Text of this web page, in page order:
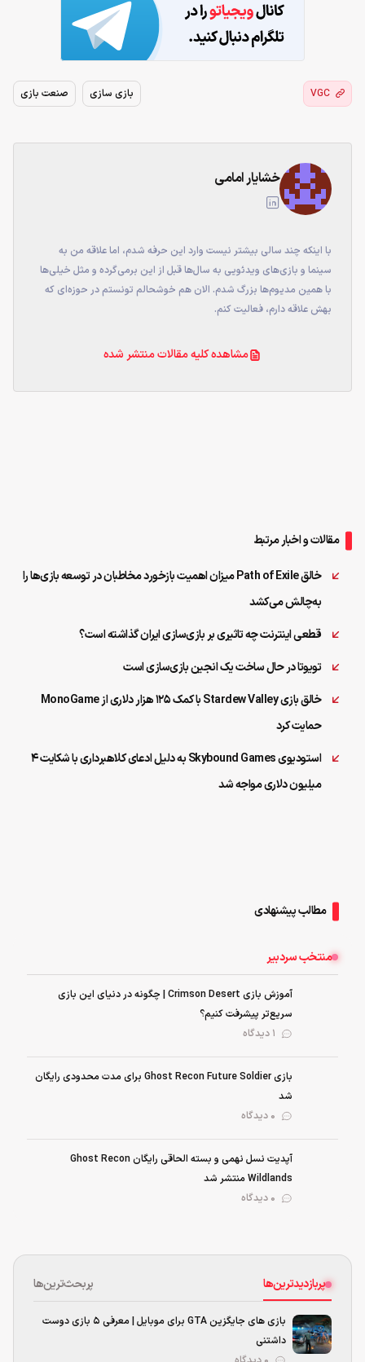
VGC بازی سازی صنعت بازی
خشایار امامی
با اینکه چند سالی بیشتر نیست وارد این حرفه شدم، اما علاقه من به
سینما و بازی‌های ویدئویی به سال‌ها قبل از این برمی‌گرده و مثل خیلی‌ها
با همین مدیوم‌ها بزرگ شدم. الان هم خوشحالم تونستم در حوزه‌ای که
بهش علاقه دارم، فعالیت کنم.
مشاهده کلیه مقالات منتشر شده
مقالات و اخبار مرتبط
خالق Path of Exile میزان اهمیت بازخورد مخاطبان در توسعه بازی‌ها را
به‌چالش می‌کشد
قطعی اینترنت چه تاثیری بر بازی‌سازی ایران گذاشته است؟
تویوتا در حال ساخت یک انجین بازی‌سازی است
خالق بازی Stardew Valley با کمک ۱۲۵ هزار دلاری از MonoGame
حمایت کرد
استودیوی Skybound Games به دلیل ادعای کلاهبرداری با شکایت ۴
میلیون دلاری مواجه شد
مطالب پیشنهادی
منتخب سردبیر
آموزش بازی Crimson Desert | چگونه در دنیای این بازی
سریع‌تر پیشرفت کنیم؟
بازی Ghost Recon Future Soldier برای مدت محدودی رایگان
شد
آپدیت نسل نهمی و بسته الحاقی رایگان Ghost Recon
Wildlands منتشر شد
پربازدیدترین‌ها پربحث‌ترین‌ها
بازی های جایگزین GTA برای موبایل | معرفی ۵ بازی دوست
داشتنی